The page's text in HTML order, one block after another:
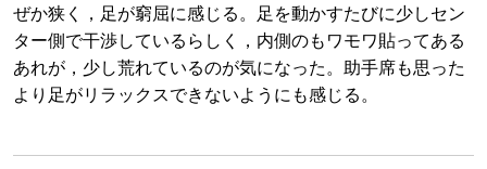
ぜか狭く，足が窮屈に感じる。足を動かすたびに少しセン
ター側で干渉しているらしく，内側のもワモワ貼ってある
あれが，少し荒れているのが気になった。助手席も思った
より足がリラックスできないようにも感じる。